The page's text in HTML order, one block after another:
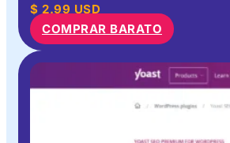
$ 2.99 USD
COMPRAR BARATO